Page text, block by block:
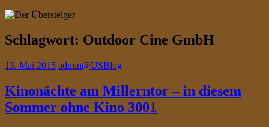
Schlagwort: Outdoor Cine GmbH
13. Mai 2015 admin@USBlog
Kinonächte am Millerntor – in diesem
Sommer ohne Kino 3001